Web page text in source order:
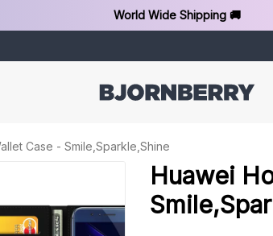
World Wide Shipping 🚚
Case - Smile,Sparkle,Shine
Huawei